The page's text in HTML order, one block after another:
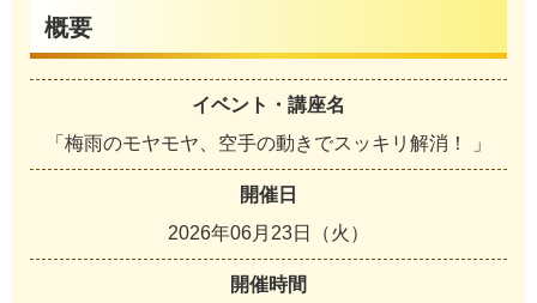
概要
イベント・講座名
「梅雨のモヤモヤ、空手の動きでスッキリ解消！ 」
開催日
2026年06月23日（火）
開催時間